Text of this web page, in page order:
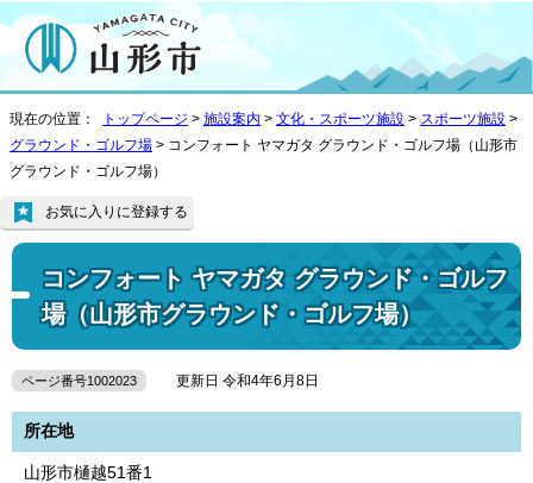
現在の位置： トップページ > 施設案内 > 文化・スポーツ施設 > スポーツ施設 >
グラウンド・ゴルフ場 > コンフォート ヤマガタ グラウンド・ゴルフ場（山形市
グラウンド・ゴルフ場）
コンフォート ヤマガタ グラウンド・ゴルフ
場（山形市グラウンド・ゴルフ場）
お気に入りに登録する
ページ番号1002023 更新日 令和4年6月8日
所在地
山形市樋越51番1